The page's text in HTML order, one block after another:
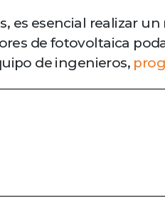
es esencial realizar
de fotovoltaica
de ingenieros,